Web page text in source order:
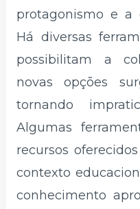
protagonismo e a
Há diversas
possibilitam a
novas opções
tornando
Algumas
recursos
contexto
conhecimento